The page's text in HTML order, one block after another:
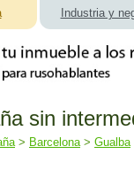
Industria y
sin
> Barcelona> Gualba